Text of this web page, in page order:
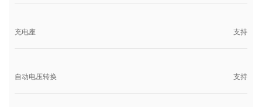
充电座 支持
自动电压转换 支持